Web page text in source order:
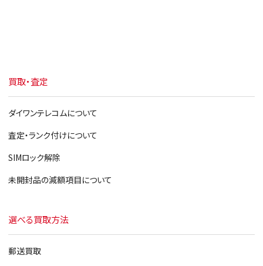
買取・査定
ダイワンテレコムについて
査定・ランク付けについて
SIMロック解除
未開封品の減額項目について
選べる買取方法
郵送買取